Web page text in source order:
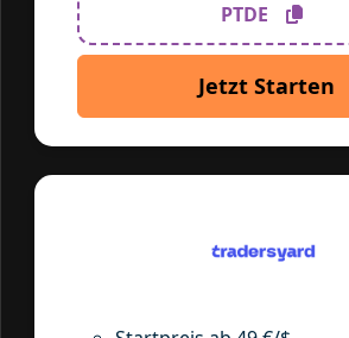
PTDE
Jetzt Starten